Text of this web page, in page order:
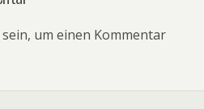
sein, um einen Kommentar